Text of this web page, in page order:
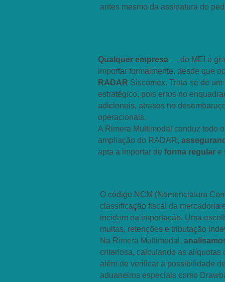
antes mesmo da assinatura do
Qualquer empresa — do MEI a
importar formalmente, desde que
RADAR Siscomex. Trata-se de
estratégico, pois erros no
adicionais, atrasos no
operacionais.
A Rimera Multimodal conduz todo
ampliação do RADAR,
apta a importar de forma regular e
O código NCM (Nomenclatura
classificação fiscal da mercadoria
incidem na importação. Uma
multas, retenções e tributação
Na Rimera Multimodal,
criteriosa, calculando as alíquotas
além de verificar a possibilidade
aduaneiros especiais como